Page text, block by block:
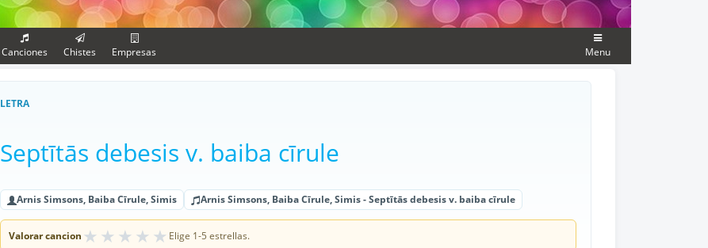
Canciones Chistes Empresas Menu
LETRA
Septītās debesis v. baiba cīrule
Arnis Simsons, Baiba Cīrule, Simis Arnis Simsons, Baiba Cīrule, Simis - Septītās debesis v. baiba cīrule
Valorar cancion ★ ★ ★ ★ ★ Elige 1-5 estrellas.